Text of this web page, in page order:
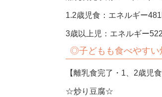
1.2歳児食：エネルギー
3歳以上児：エネルギー
◎子どもも食べやすい
【離乳食完了・1、2歳児
☆炒り豆腐☆